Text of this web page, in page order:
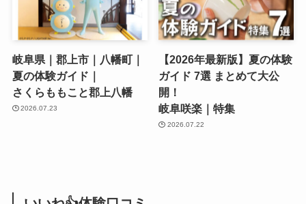
岐阜県｜郡上市｜八幡町｜
夏の体験ガイド｜
さくらももこと郡上八幡
2026.07.23
【2026年最新版】夏の体験
ガイド 7選 まとめて大公
開！
岐阜咲楽｜特集
2026.07.22